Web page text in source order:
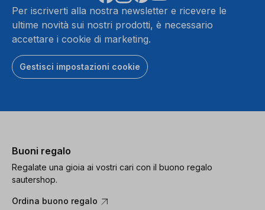
Per iscriverti alla nostra newsletter e ricevere le
ultime novità sui nostri prodotti, è necessario
accettare i cookie di marketing.
Gestisci impostazioni cookie
Buoni regalo
Regalate una gioia ai vostri cari con il buono regalo
sautershop.
Ordina buono regalo